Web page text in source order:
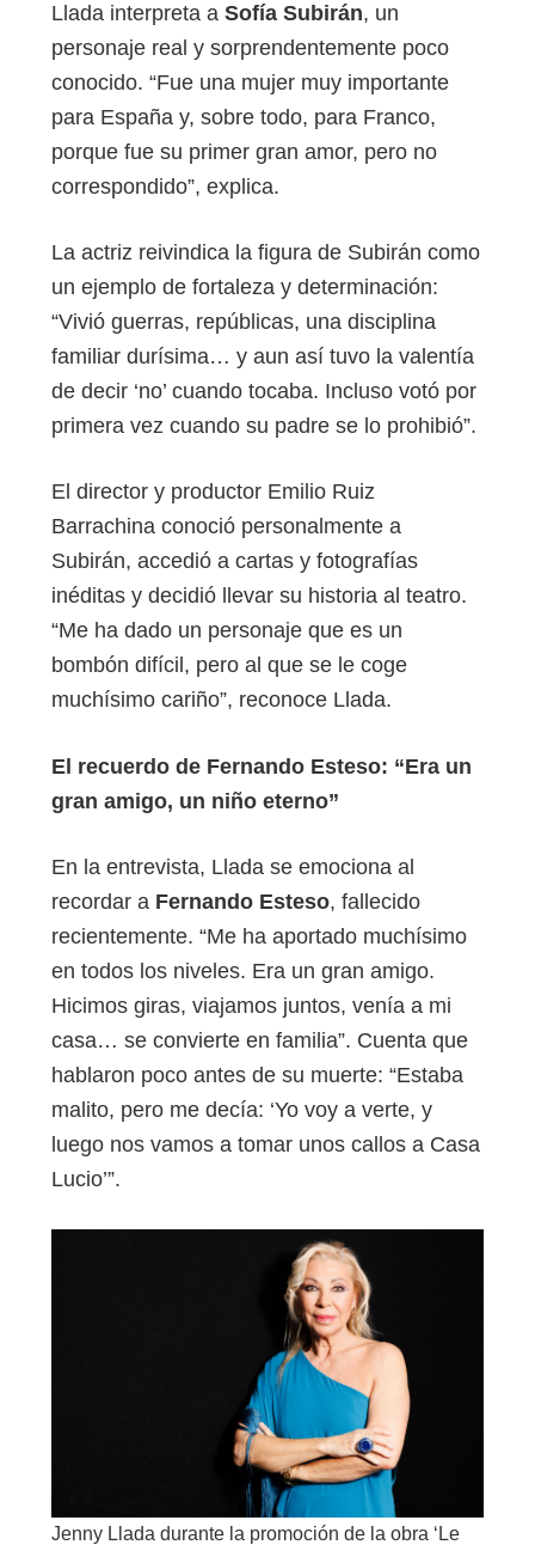
Llada interpreta a Sofía Subirán, un
personaje real y sorprendentemente poco
conocido. “Fue una mujer muy importante
para España y, sobre todo, para Franco,
porque fue su primer gran amor, pero no
correspondido”, explica.
La actriz reivindica la figura de Subirán como
un ejemplo de fortaleza y determinación:
“Vivió guerras, repúblicas, una disciplina
familiar durísima… y aun así tuvo la valentía
de decir ‘no’ cuando tocaba. Incluso votó por
primera vez cuando su padre se lo prohibió”.
El director y productor Emilio Ruiz
Barrachina conoció personalmente a
Subirán, accedió a cartas y fotografías
inéditas y decidió llevar su historia al teatro.
“Me ha dado un personaje que es un
bombón difícil, pero al que se le coge
muchísimo cariño”, reconoce Llada.
El recuerdo de Fernando Esteso: “Era un
gran amigo, un niño eterno”
En la entrevista, Llada se emociona al
recordar a Fernando Esteso, fallecido
recientemente. “Me ha aportado muchísimo
en todos los niveles. Era un gran amigo.
Hicimos giras, viajamos juntos, venía a mi
casa… se convierte en familia”. Cuenta que
hablaron poco antes de su muerte: “Estaba
malito, pero me decía: ‘Yo voy a verte, y
luego nos vamos a tomar unos callos a Casa
Lucio’”.
Jenny Llada durante la promoción de la obra ‘Le